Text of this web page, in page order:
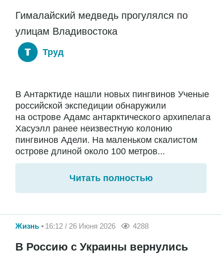
Гималайский медведь прогулялся по
улицам Владивостока
Труд
В Антарктиде нашли новых пингвинов Ученые
российской экспедиции обнаружили
на острове Адамс антарктического архипелага
Хасуэлл ранее неизвестную колонию
пингвинов Адели. На маленьком скалистом
острове длиной около 100 метров...
Читать полностью
Жизнь 16:12 / 26 Июня 2026 4288
В Россию с Украины вернулись